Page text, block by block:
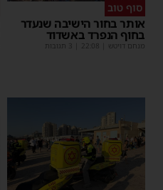
סוף טוב
אותר בחור הישיבה שנעדר
בחוף הנפרד באשדוד
מנחם דויטש 22:08